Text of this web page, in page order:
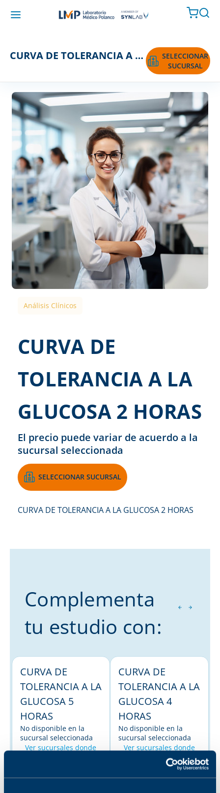
CURVA DE TOLERANCIA A LA GLUCOSA 2 HORAS
SELECCIONAR
SUCURSAL
Análisis Clínicos
CURVA DE
TOLERANCIA A LA
GLUCOSA 2 HORAS
El precio puede variar de acuerdo a la
sucursal seleccionada
SELECCIONAR SUCURSAL
CURVA DE TOLERANCIA A LA GLUCOSA 2 HORAS
Complementa
tu estudio con:
CURVA DE
TOLERANCIA A LA
GLUCOSA 5
HORAS
No disponible en la
sucursal seleccionada
Ver sucursales donde
CURVA DE
TOLERANCIA A LA
GLUCOSA 4
HORAS
No disponible en la
sucursal seleccionada
Ver sucursales donde
está disponible